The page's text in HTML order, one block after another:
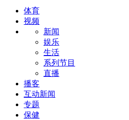
体育
视频
新闻
娱乐
生活
系列节目
直播
播客
互动新闻
专题
保健